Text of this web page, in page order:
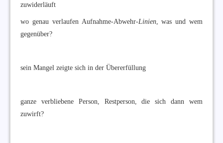
zuwiderläuft
wo genau verlaufen Aufnahme-Abwehr-Linien, was und wem
gegenüber?
sein Mangel zeigte sich in der Übererfüllung
ganze verbliebene Person, Restperson, die sich dann wem
zuwirft?